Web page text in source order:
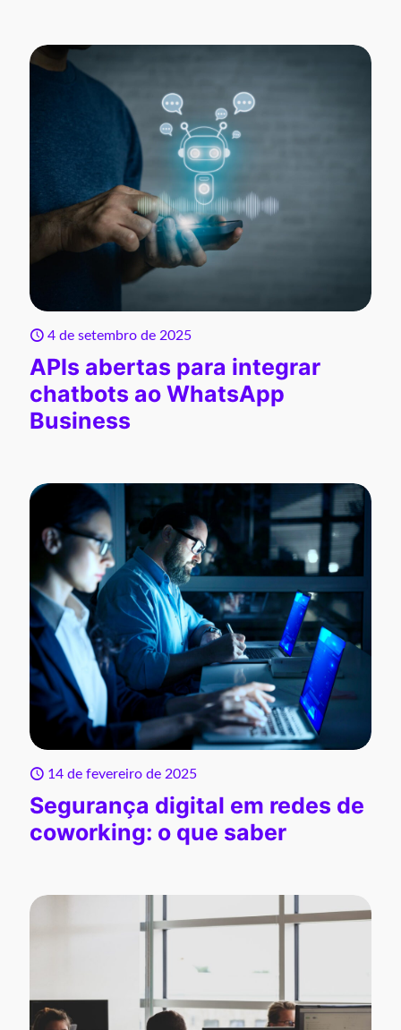
4 de setembro de 2025
APIs abertas para integrar
chatbots ao WhatsApp
Business
14 de fevereiro de 2025
Segurança digital em redes de
coworking: o que saber